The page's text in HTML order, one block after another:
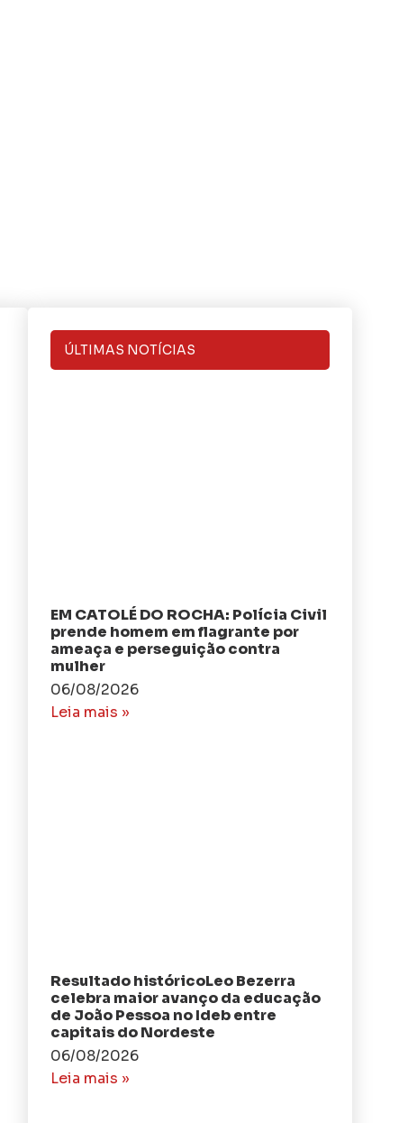
ÚLTIMAS NOTÍCIAS
EM CATOLÉ DO ROCHA: Polícia Civil
prende homem em flagrante por
ameaça e perseguição contra
mulher
06/08/2026
Leia mais »
Resultado históricoLeo Bezerra
celebra maior avanço da educação
de João Pessoa no Ideb entre
capitais do Nordeste
06/08/2026
Leia mais »